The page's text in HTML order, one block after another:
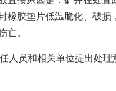
橡胶垫片低温脆化、破
亡。
人员和相关单位提出处